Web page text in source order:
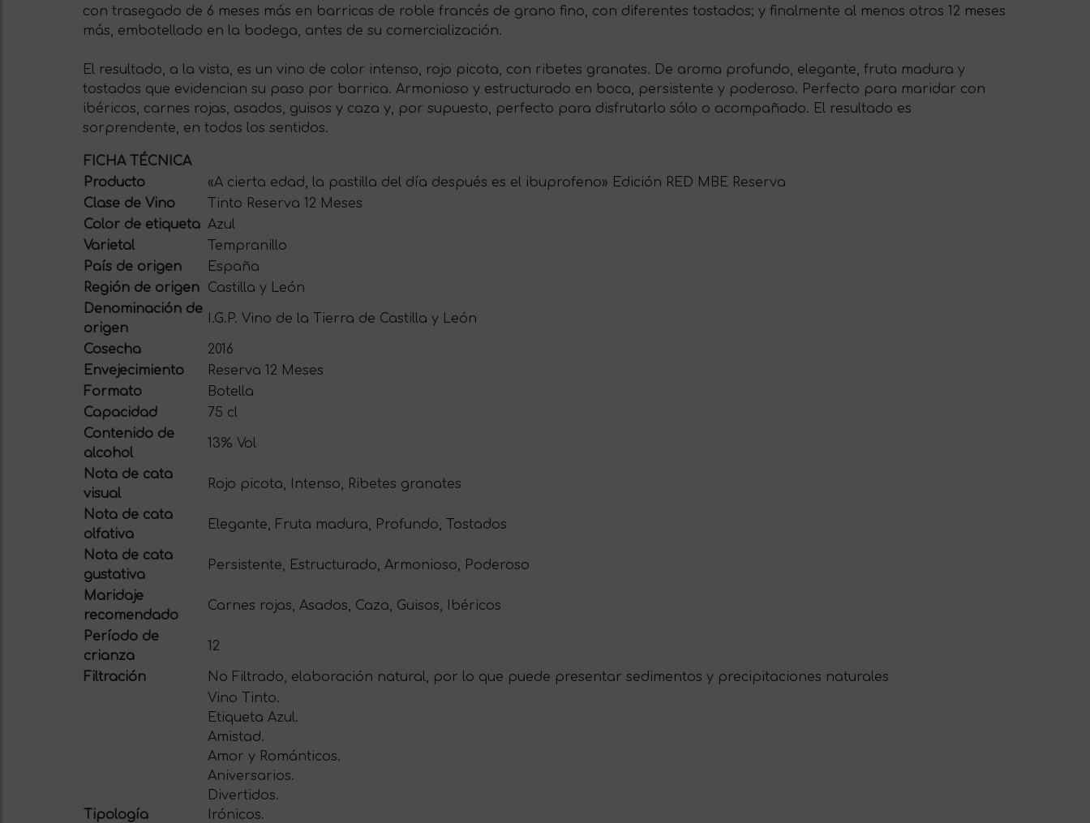
con trasegado de 6 meses más en barricas de roble francés de grano fino, con diferentes tostados; y finalmente al menos otros 12 meses
más, embotellado en la bodega, antes de su comercialización.
El resultado, a la vista, es un vino de color intenso, rojo picota, con ribetes granates. De aroma profundo, elegante, fruta madura y
tostados que evidencian su paso por barrica. Armonioso y estructurado en boca, persistente y poderoso. Perfecto para maridar con
ibéricos, carnes rojas, asados, guisos y caza y, por supuesto, perfecto para disfrutarlo sólo o acompañado. El resultado es
sorprendente, en todos los sentidos.
FICHA TÉCNICA
Producto
«A cierta edad, la pastilla del día después es el ibuprofeno» Edición RED MBE Reserva
Clase de Vino
Tinto Reserva 12 Meses
Color de etiqueta Azul
Varietal
Tempranillo
País de origen
España
Región de origen
Castilla y León
Denominación de
origen
I.G.P. Vino de la Tierra de Castilla y León
Cosecha
2016
Envejecimiento
Reserva 12 Meses
Formato
Botella
Capacidad
75 cl
Contenido de
alcohol
13% Vol
Nota de cata
visual
Rojo picota, Intenso, Ribetes granates
Nota de cata
olfativa
Elegante, Fruta madura, Profundo, Tostados
Nota de cata
gustativa
Persistente, Estructurado, Armonioso, Poderoso
Maridaje
recomendado
Carnes rojas, Asados, Caza, Guisos, Ibéricos
Período de
crianza
12
Filtración No Filtrado, elaboración natural, por lo que puede presentar sedimentos y precipitaciones naturales
Tipología
Vino Tinto.
Etiqueta Azul.
Amistad.
Amor y Románticos.
Aniversarios.
Divertidos.
Irónicos.